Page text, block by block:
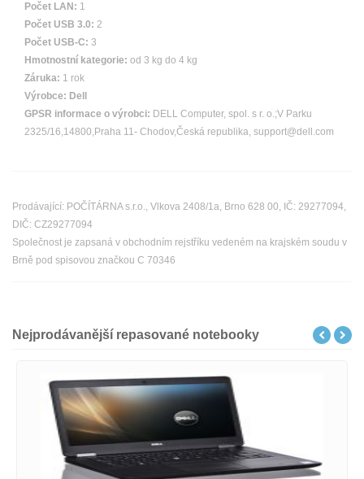
Počet LAN: 1
Počet USB 3.0: 2
Počet USB-C: 3
Hmotnostní kategorie: od 3 kg do 4 kg
Záruka: 1 rok
Výrobce: Dell
GPSR informace o výrobci: DELL Computer, spol. s r. o.;V Parku
2325/16,14800,Praha 11- Chodov,Česká republika, support@dell.com
Prodávající: POČÍTÁRNA s.r.o., Vlkova 2408/1a, Brno 628 00, IČ: 29277094,
DIČ: CZ29277094
Společnost je zapsaná v obchodním rejstříku vedeném na krajském soudu v
Brně pod spisovou značkou C 70346
Nejprodávanější repasované notebooky